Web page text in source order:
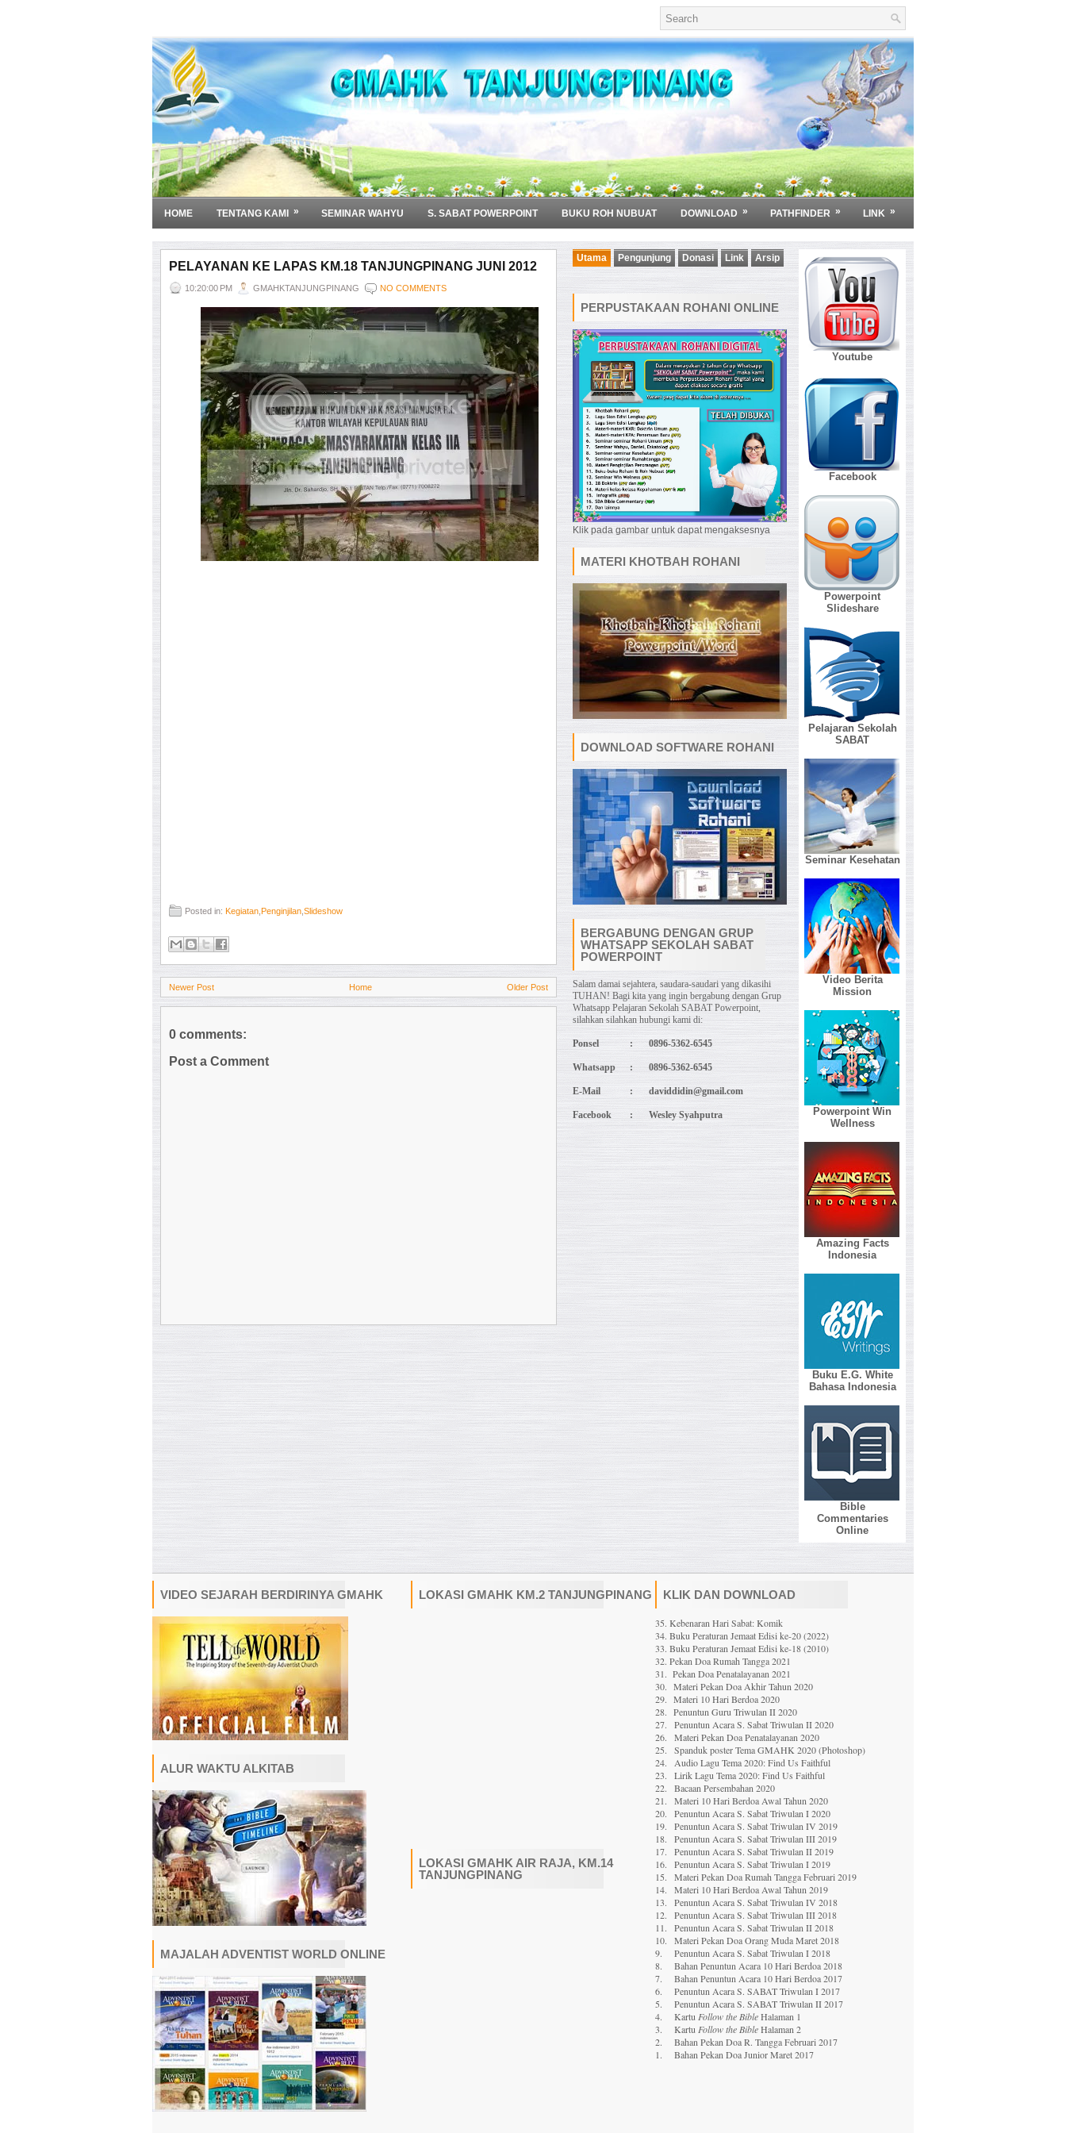
HOME TENTANG KAMI » SEMINAR WAHYU S. SABAT POWERPOINT BUKU ROH NUBUAT DOWNLOAD » PATHFINDER » LINK »
PELAYANAN KE LAPAS KM.18 TANJUNGPINANG JUNI 2012
10:20:00 PM GMAHKTANJUNGPINANG NO COMMENTS
Posted in: Kegiatan Penginjilan Slideshow
Newer Post Older Post
Home
0 comments:
Post a Comment
Utama Pengunjung Donasi Link Arsip
PERPUSTAKAAN ROHANI ONLINE
Klik pada gambar untuk dapat mengaksesnya
MATERI KHOTBAH ROHANI
DOWNLOAD SOFTWARE ROHANI
BERGABUNG DENGAN GRUP
WHATSAPP SEKOLAH SABAT
POWERPOINT
Salam damai sejahtera, saudara-saudari yang dikasihi
TUHAN! Bagi kita yang ingin bergabung dengan Grup
Whatsapp Pelajaran Sekolah SABAT Powerpoint,
silahkan silahkan hubungi kami di:
Ponsel : 0896-5362-6545
Whatsapp : 0896-5362-6545
E-Mail : daviddidin@gmail.com
Facebook : Wesley Syahputra
Youtube
Facebook
Powerpoint
Slideshare
Pelajaran Sekolah
SABAT
Seminar Kesehatan
Video Berita
Mission
Powerpoint Win
Wellness
Amazing Facts
Indonesia
Buku E.G. White
Bahasa Indonesia
Bible
Commentaries
Online
VIDEO SEJARAH BERDIRINYA GMAHK
ALUR WAKTU ALKITAB
MAJALAH ADVENTIST WORLD ONLINE
LOKASI GMAHK KM.2 TANJUNGPINANG
LOKASI GMAHK AIR RAJA, KM.14
TANJUNGPINANG
KLIK DAN DOWNLOAD
35. Kebenaran Hari Sabat: Komik
34. Buku Peraturan Jemaat Edisi ke-20 (2022)
33. Buku Peraturan Jemaat Edisi ke-18 (2010)
32. Pekan Doa Rumah Tangga 2021
31. Pekan Doa Penatalayanan 2021
30. Materi Pekan Doa Akhir Tahun 2020
29. Materi 10 Hari Berdoa 2020
28. Penuntun Guru Triwulan II 2020
27.
Penuntun Acara S. Sabat Triwulan II 2020
26.
Materi Pekan Doa Penatalayanan 2020
25.
Spanduk poster Tema GMAHK 2020 (Photoshop)
24.
Audio Lagu Tema 2020: Find Us Faithful
23.
Lirik Lagu Tema 2020: Find Us Faithful
22.
Bacaan Persembahan 2020
21.
Materi 10 Hari Berdoa Awal Tahun 2020
20.
Penuntun Acara S. Sabat Triwulan I 2020
19.
Penuntun Acara S. Sabat Triwulan IV 2019
18.
Penuntun Acara S. Sabat Triwulan III 2019
17.
Penuntun Acara S. Sabat Triwulan II 2019
16.
Penuntun Acara S. Sabat Triwulan I 2019
15.
Materi Pekan Doa Rumah Tangga Februari 2019
14.
Materi 10 Hari Berdoa Awal Tahun 2019
13.
Penuntun Acara S. Sabat Triwulan IV 2018
12.
Penuntun Acara S. Sabat Triwulan III 2018
11.
Penuntun Acara S. Sabat Triwulan II 2018
10.
Materi Pekan Doa Orang Muda Maret 2018
9.
Penuntun Acara S. Sabat Triwulan I 2018
8.
Bahan Penuntun Acara 10 Hari Berdoa 2018
7.
Bahan Penuntun Acara 10 Hari Berdoa 2017
6.
Penuntun Acara S. SABAT Triwulan I 2017
5.
Penuntun Acara S. SABAT Triwulan II 2017
4.
Kartu Follow the BibleHalaman 1
3.
Kartu Follow the BibleHalaman 2
2.
Bahan Pekan Doa R. Tangga Februari 2017
1.
Bahan Pekan Doa Junior Maret 2017